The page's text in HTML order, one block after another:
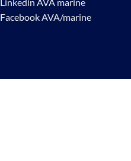
Facebook AVA/marine